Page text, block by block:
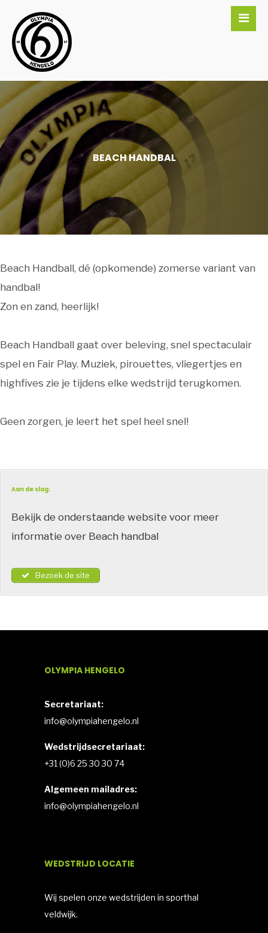
BEACH HANDBAL
Beach Handball, dé (opkomende) zomerse variant van
handbal!
Zon en zand, heerlijk!
Beach Handball gaat over beleving, snel spectaculair
spel en Fair Play. Muziek, pirouettes, vliegertjes en
highfives zie je tijdens elke wedstrijd terugkomen.
Geen zorgen, je leert het spel heel snel!
Aan de slag:
Bekijk de onderstaande website voor meer
informatie over Beach handbal
Bezoek de site
OLYMPIA HENGELO
Secretariaat:
info@olympiahengelo.nl
Wedstrijdsecretariaat:
+31 (0)6 25 30 30 74
Algemeen mailadres:
info@olympiahengelo.nl
WEDSTRIJD LOCATIE
Wij spelen onze wedstrijden in sporthal
veldwijk.